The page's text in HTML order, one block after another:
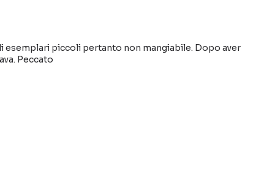
esemplari piccoli pertanto non mangiabile. Dopo aver
Peccato